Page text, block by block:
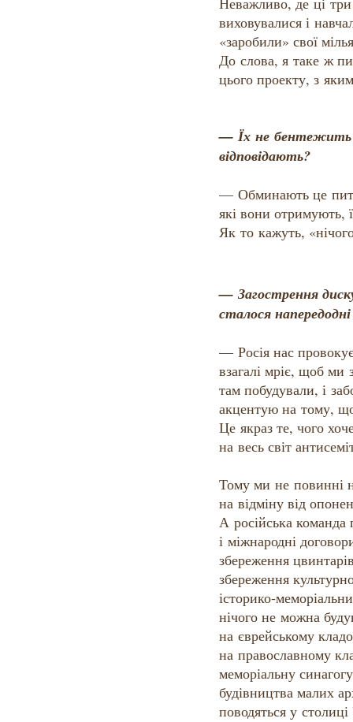
виховувалися і
«заробили» свої
До слова, я таке ж
цього проекту, з
— Їх не бентежить
відповідають?
— Обминають це
які вони отримують,
Як то кажуть,
— Загострення
сталося
— Росія нас
взагалі мріє, щоб ми
там побудували, і
акцентую на тому,
Це якраз те, чого
на весь світ
Тому ми не повинні
на відміну від
А російська команда
і міжнародні
збереження
збереження
історико-
нічого не можна
на єврейському
на православному
меморіальну
будівництва малих
поводяться у